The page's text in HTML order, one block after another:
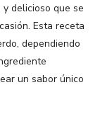
delicioso que se
Esta receta
dependiendo
un sabor único